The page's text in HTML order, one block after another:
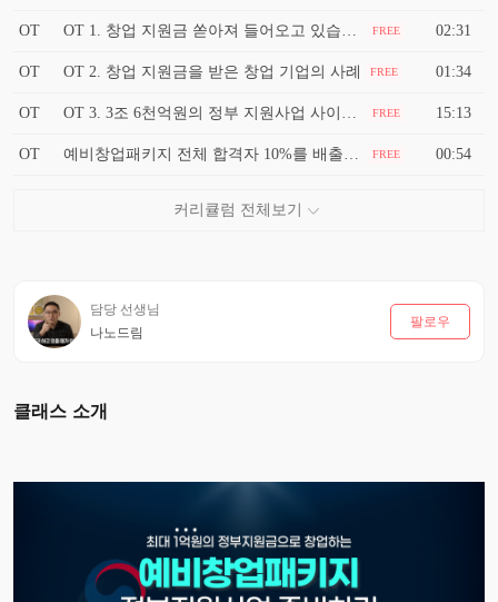
OT OT 1. 창업 지원금 쏟아져 들어오고 있습니다. FREE 02:31
OT OT 2. 창업 지원금을 받은 창업 기업의 사례 FREE 01:34
OT OT 3. 3조 6천억원의 정부 지원사업 사이트와 집중할 지원사업의 종류 : 연차별 구조화된 사업화 지원금 7년간 10억원 FREE 15:13
OT 예비창업패키지 전체 합격자 10%를 배출하고 있습니다 FREE 00:54
담당 선생님
나노드림
팔로우
클래스 소개